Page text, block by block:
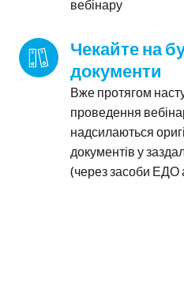
вебінару
Чекайте на
документи
Вже протягом
проведення
надсилаються
документів у
(через засоби